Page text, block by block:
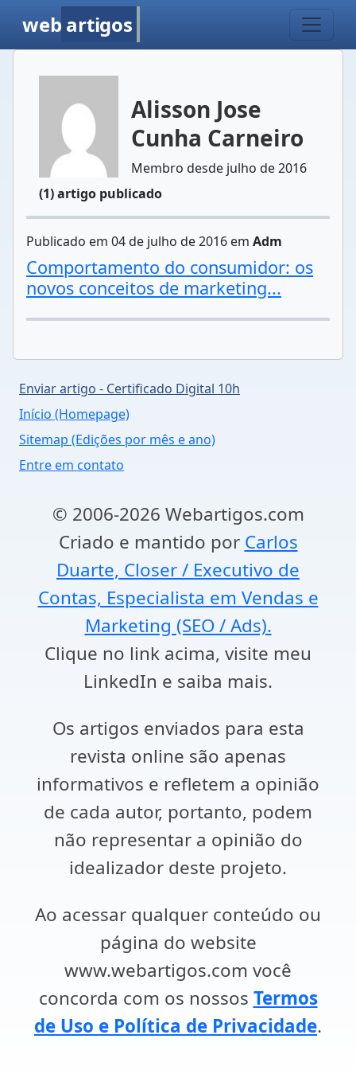
web artigos
Alisson Jose
Cunha Carneiro
Membro desde julho de 2016
(1) artigo publicado
Publicado em 04 de julho de 2016 em Adm
Comportamento do consumidor: os
novos conceitos de marketing...
Enviar artigo - Certificado Digital 10h
Início (Homepage)
Sitemap (Edições por mês e ano)
Entre em contato
© 2006-2026 Webartigos.com
Criado e mantido por Carlos
Duarte, Closer / Executivo de
Contas, Especialista em Vendas e
Marketing (SEO / Ads).
Clique no link acima, visite meu
LinkedIn e saiba mais.
Os artigos enviados para esta
revista online são apenas
informativos e refletem a opinião
de cada autor, portanto, podem
não representar a opinião do
idealizador deste projeto.
Ao acessar qualquer conteúdo ou
página do website
www.webartigos.com você
concorda com os nossos Termos
de Uso e Política de Privacidade.